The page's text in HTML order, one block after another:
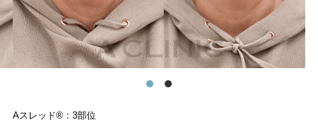
Aスレッド®︎：3部位